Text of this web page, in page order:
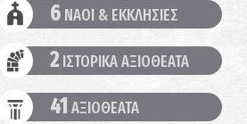
6 ΝΑΟΙ & ΕΚΚΛΗΣΙΕΣ
2ΙΣΤΟΡΙΚΑ ΑΞΙΟΘΕΑΤΑ
41 ΑΞΙΟΘΕΑΤΑ